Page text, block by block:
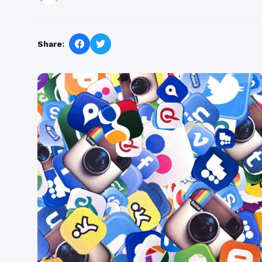
Share: